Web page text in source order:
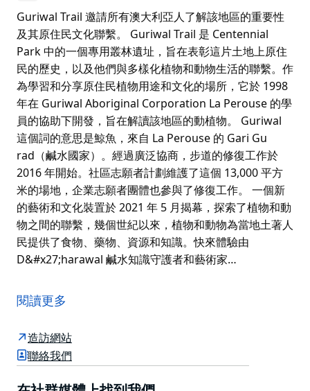
Guriwal Trail 邀請所有澳大利亞人了解該地區的重要性
及其原住民文化聯繫。 Guriwal Trail 是 Centennial
Park 中的一個專用叢林遺址，旨在表彰這片土地上原住
民的歷史，以及他們與多樣化植物和動物生活的聯繫。作
為學習和分享原住民植物用途和文化的場所，它於 1998
年在 Guriwal Aboriginal Corporation La Perouse 的學
員的協助下開發，旨在解讀該地區的動植物。 Guriwal
這個詞的意思是鯨魚，來自 La Perouse 的 Gari Gu
rad（鹹水國家）。經過廣泛協商，步道的修復工作於
2016 年開始。社區志願者計劃維護了這個 13,000 平方
米的場地，企業志願者團體也參與了修復工作。 一個新
的藝術和文化裝置於 2021 年 5 月揭幕，探索了植物和動
物之間的聯繫，幾個世紀以來，植物和動物為當地土著人
民提供了食物、藥物、資源和知識。快來體驗由
D&#x27;harawal 鹹水知識守護者和藝術家…
及其原住民文化聯繫。
址，旨在表彰這片土地上原住民的歷史，以及他們與多樣
化植物和動物生活的聯繫。作為學習和分享原住民植物用
途和文化的場所，它於 1998 年在 Guriwal Aboriginal
Corporation La Perouse 的學員的協助下開發，旨在解
閱讀更多
造訪網站
聯絡我們